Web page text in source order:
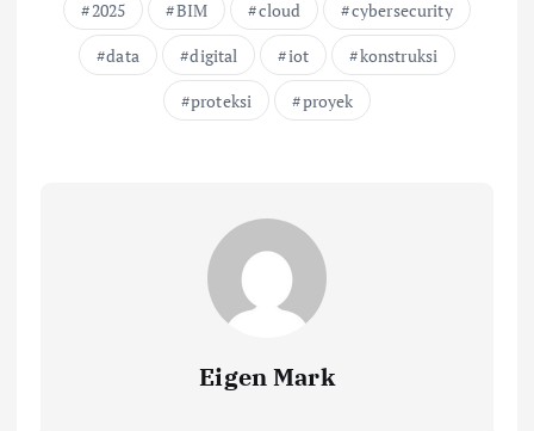
2025 BIM cloud
cybersecurity
data
digital iot
konstruksi
proteksi
proyek
Eigen Mark